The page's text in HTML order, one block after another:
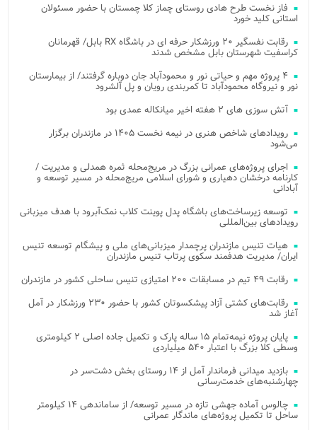
فاز نخست طرح هادی روستای چماز کلا چمستان با حضور مسئولان
استانی کلید خورد
رقابت نفسگیر ۲۰ ورزشکار حرفه ای در باشگاه RX بابل/ قهرمانان
کراسفیت شهرستان بابل مشخص شدند
۴ پروژه مهم و حیاتی نور و محمودآباد جان دوباره گرفتند/ از بیمارستان
نور و نیروگاه محمودآباد تا کمربندی رویان و پل آلشرود
آتش‌ سوزی‌ های ۲ هفته اخیر میانکاله عمدی بود
رویدادهای شاخص هنری در نیمه نخست ۱۴۰۵ در مازندران برگزار
می‌شود
اجرای پروژه‌های عمرانی بزرگ در مریج‌محله ثمره همدلی و مدیریت /
کارنامه درخشان دهیاری و شورای اسلامی مریج‌محله در مسیر توسعه و
آبادانی
توسعه زیرساخت‌های باشگاه پدل پوینت کلاب نمک‌آبرود با هدف میزبانی
رویدادهای بین‌المللی
هیات تنیس مازندران پرچمدار میزبانی‌های ملی و پیشگام توسعه تنیس
ایران/ مدیریت هدفمند سکوی پرتاب تنیس مازندران
رقابت ۴۹ تیم در مسابقات ۲۰۰ امتیازی تنیس ساحلی کشور در مازندران
رقابت‌های کشتی آزاد پیشکسوتان کشور با حضور ۲۳۰ ورزشکار در آمل
آغاز شد
پایان پروژه نیمه‌تمام ۱۵ ساله پارک و تکمیل جاده اصلی ۲ کیلومتری
وسطی کلا بزرگ با اعتبار ۵۴۰ میلیاردی
بازدید میدانی فرماندار آمل از ۱۴ روستای بخش دشت‌سر در
چهارشنبه‌های خدمت‌رسانی
چالوس آماده جهشی تازه در مسیر توسعه/ از ساماندهی ۱۴ کیلومتر
ساحل تا تکمیل پروژه‌های ماندگار عمرانی